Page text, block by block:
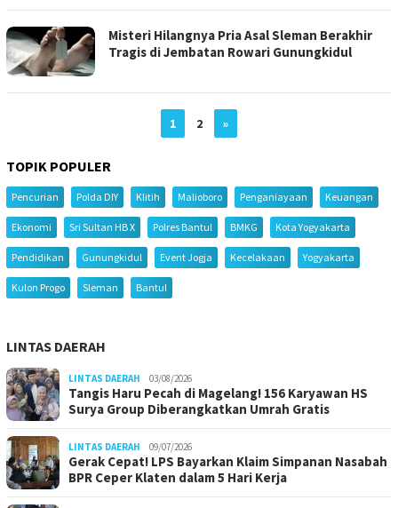
Misteri Hilangnya Pria Asal Sleman Berakhir
Tragis di Jembatan Rowari Gunungkidul
1 2 »
TOPIK POPULER
Pencurian Polda DIY Klitih Malioboro Penganiayaan Keuangan
Ekonomi Sri Sultan HB X Polres Bantul BMKG Kota Yogyakarta
Pendidikan Gunungkidul Event Jogja Kecelakaan Yogyakarta
Kulon Progo Sleman Bantul
LINTAS DAERAH
LINTAS DAERAH 03/08/2026
Tangis Haru Pecah di Magelang! 156 Karyawan HS
Surya Group Diberangkatkan Umrah Gratis
LINTAS DAERAH 09/07/2026
Gerak Cepat! LPS Bayarkan Klaim Simpanan Nasabah
BPR Ceper Klaten dalam 5 Hari Kerja